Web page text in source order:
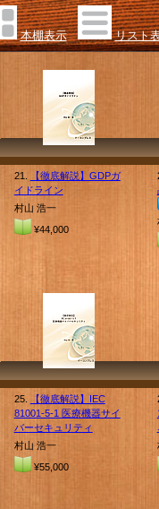
本棚表示 リスト
21.
【徹底解説】GDPガ
イドライン
村山 浩一
¥44,000
25.
【徹底解説】IEC
81001-5-1 医療機器サイ
バーセキュリティ
村山 浩一
¥55,000